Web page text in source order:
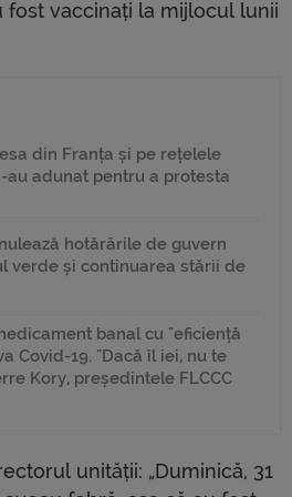
fost vaccinați la mijlocul lunii
din Franța și pe rețelele
au adunat pentru a protesta
hotărârile de guvern
verde și continuarea stării de
banal cu "eficiență
Covid-19. "Dacă îl iei, nu te
Kory, președintele FLCCC
unității: „Duminică, 31